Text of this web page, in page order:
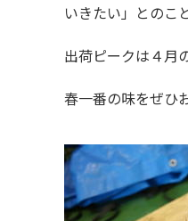
いきたい」とのこ
出荷ピークは４月
春一番の味をぜひ